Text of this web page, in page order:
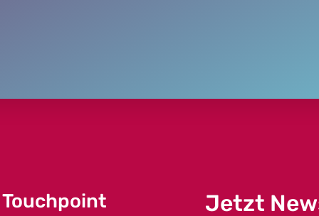
Touchpoint Jetzt